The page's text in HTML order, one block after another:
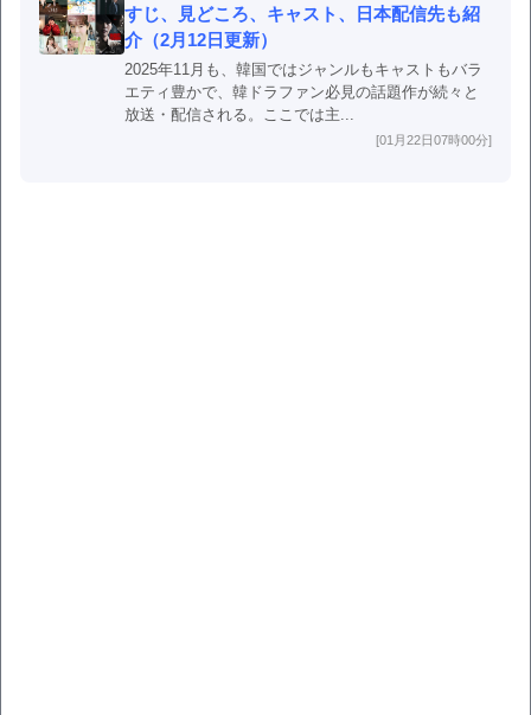
すじ、見どころ、キャスト、日本配信先も紹
介（2月12日更新）
2025年11月も、韓国ではジャンルもキャストもバラ
エティ豊かで、韓ドラファン必見の話題作が続々と
放送・配信される。ここでは主...
[01月22日07時00分]